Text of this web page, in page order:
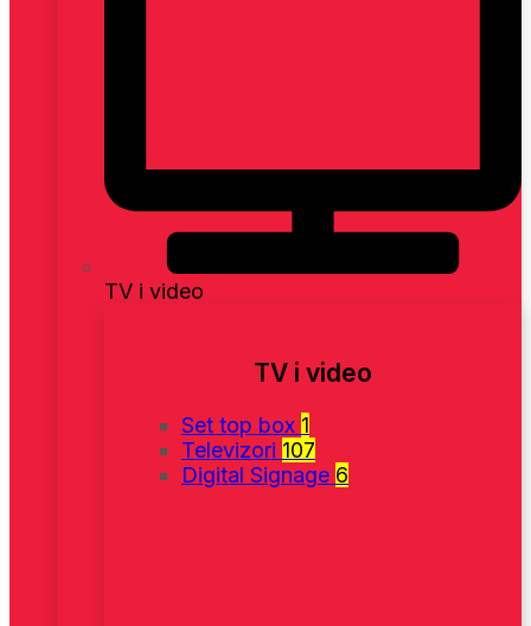
TV i video
TV i video
Set top box 1
Televizori 107
Digital Signage 6